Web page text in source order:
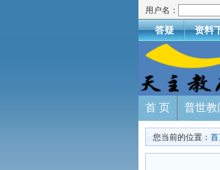
用户名：
答疑 资料
首 页 普世教
您当前的位置：